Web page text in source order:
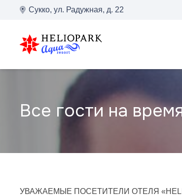
Сукко, ул. Радужная, д. 22
Все гости на
УВАЖАЕМЫЕ ПОСЕТИТЕЛИ ОТЕЛЯ